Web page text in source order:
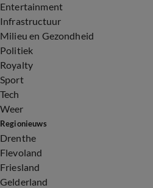
Entertainment
Infrastructuur
Milieu en Gezondheid
Politiek
Royalty
Sport
Tech
Weer
Regionieuws
Drenthe
Flevoland
Friesland
Gelderland